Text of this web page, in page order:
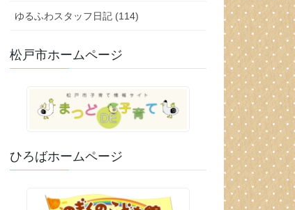
ゆるふわスタッフ日記 (114)
松戸市ホームページ
ひろばホームページ